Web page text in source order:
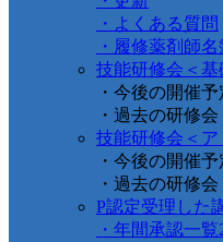
・よくある質問
・履修薬剤師名
技能研修会＜基
・今後の開催予
・過去の研修会
技能研修会＜ア
・今後の開催予
・過去の研修会
P認定受理した
・年間承認一覧